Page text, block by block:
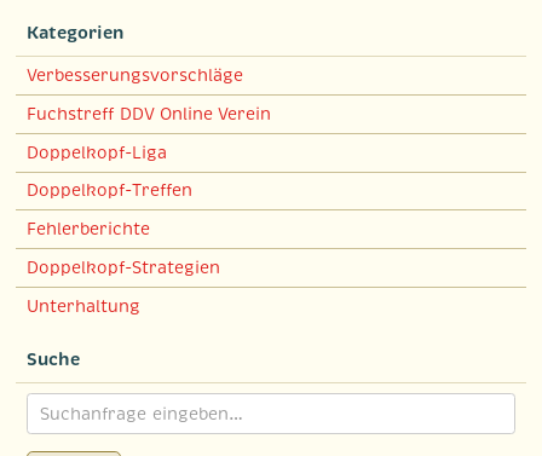
Kategorien
Verbesserungsvorschläge
Fuchstreff DDV Online Verein
Doppelkopf-Liga
Doppelkopf-Treffen
Fehlerberichte
Doppelkopf-Strategien
Unterhaltung
Suche